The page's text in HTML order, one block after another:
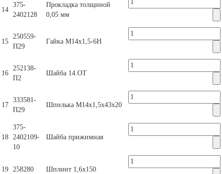
14
375-
2402128
Прокладка толщиной
0,05 мм
15
250559-
П29
Гайка М14х1,5-6Н
16
252138-
П2
Шайба 14.ОТ
17
333581-
П29
Шпилька М14х1,5х43х20
18
375-
2402109-
10
Шайба прижимная
19 258280 Шплинт 1,6х150